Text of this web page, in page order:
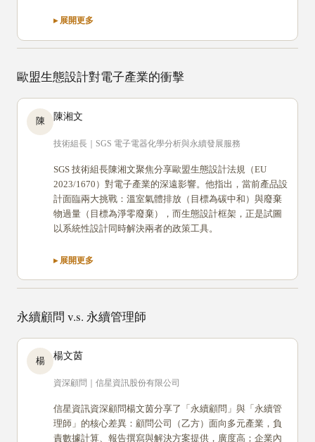
歐盟生態設計對電子產業的衝擊
陳 陳湘文
技術組長｜SGS 電子電器化學分析與永續發展服務
SGS 技術組長陳湘文聚焦分享歐盟生態設計法規（EU
2023/1670）對電子產業的深遠影響。他指出，當前產品設
計面臨兩大挑戰：溫室氣體排放（目標為碳中和）與廢棄
物過量（目標為淨零廢棄），而生態設計框架，正是試圖
以系統性設計同時解決兩者的政策工具。
永續顧問 v.s. 永續管理師
楊 楊文茵
資深顧問｜信星資訊股份有限公司
信星資訊資深顧問楊文茵分享了「永續顧問」與「永續管
理師」的核心差異：顧問公司（乙方）面向多元產業，負
責數據計算、報告撰寫與解決方案提供，廣度高；企業內